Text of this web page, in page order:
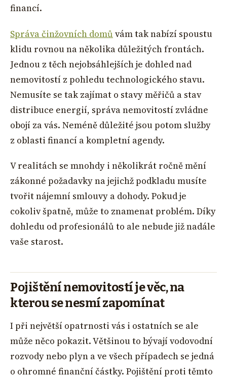
financí.
Správa činžovních domů vám tak nabízí spoustu
klidu rovnou na několika důležitých frontách.
Jednou z těch nejobsáhlejších je dohled nad
nemovitostí z pohledu technologického stavu.
Nemusíte se tak zajímat o stavy měřičů a stav
distribuce energií, správa nemovitostí zvládne
obojí za vás. Neméně důležité jsou potom služby
z oblasti financí a kompletní agendy.
V realitách se mnohdy i několikrát ročně mění
zákonné požadavky na jejichž podkladu musíte
tvořit nájemní smlouvy a dohody. Pokud je
cokoliv špatně, může to znamenat problém. Díky
dohledu od profesionálů to ale nebude již nadále
vaše starost.
Pojištění nemovitostí je věc, na
kterou se nesmí zapomínat
I při největší opatrnosti vás i ostatních se ale
může něco pokazit. Většinou to bývají vodovodní
rozvody nebo plyn a ve všech případech se jedná
o ohromné finanční částky. Pojištění proti těmto